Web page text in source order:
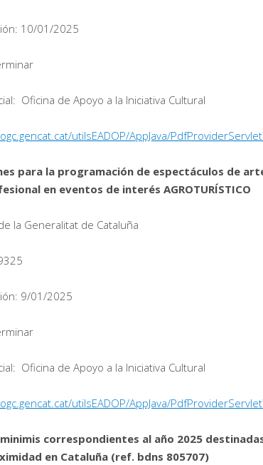
10/01/2025
Oficina de Apoyo a la Iniciativa Cultural
utilsEADOP/AppJava/
para la programación de espectáculos de
en eventos de interés AGROTURÍSTICO
la Generalitat de Cataluña
9/01/2025
Oficina de Apoyo a la Iniciativa Cultural
utilsEADOP/AppJava/
correspondientes al año 2025
en Cataluña (ref. bdns 805707)